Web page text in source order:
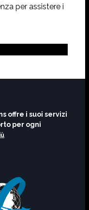
per assistere i
offre i suoi servizi
per ogni